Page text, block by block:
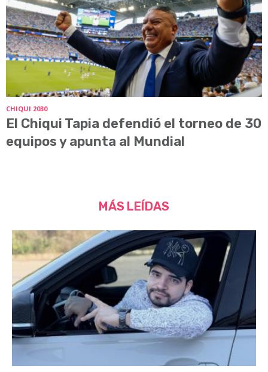
CHIQUI 2030
El Chiqui Tapia defendió el torneo de 30
equipos y apunta al Mundial
MÁS LEÍDAS